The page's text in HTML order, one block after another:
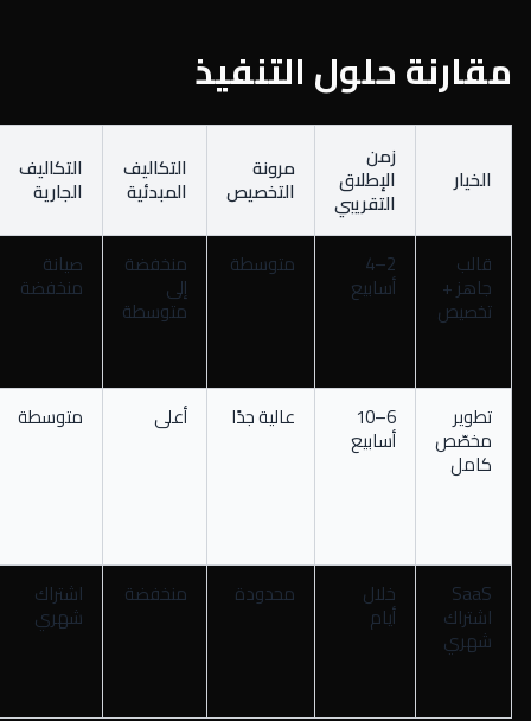
مقارنة حلول التنفيذ
الخيار
زمن
الإطلاق
التقريبي
مرونة
التخصيص
التكاليف
المبدئية
التكاليف
الجارية
قالب
جاهز +
تخصيص
2–4
أسابيع
متوسطة منخفضة
إلى
متوسطة
صيانة
منخفضة
تطوير
مخصّص
كامل
6–10
أسابيع
عالية جدًا أعلى متوسطة
SaaS
اشتراك
شهري
خلال
أيام
محدودة منخفضة اشتراك
شهري